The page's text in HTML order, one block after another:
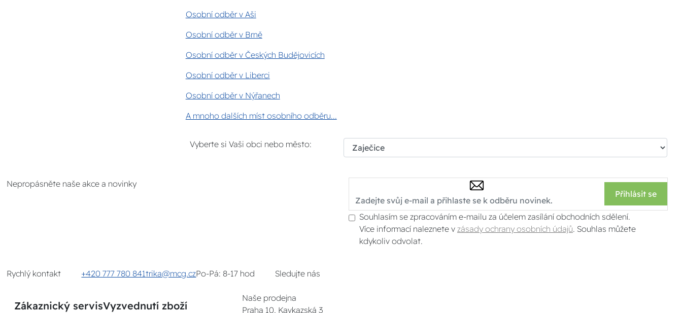
Osobní odběr v Aši
Osobní odběr v Brně
Osobní odběr v Českých Budějovicích
Osobní odběr v Liberci
Osobní odběr v Nýřanech
A mnoho dalších míst osobního odběru...
Vyberte si Vaši obci nebo město:
Nepropásněte naše akce a novinky
Přihlásit se
Souhlasím se zpracováním e-mailu za účelem zasílání obchodních sdělení.
Více informací naleznete v zásady ochrany osobních údajů. Souhlas můžete
kdykoliv odvolat.
Rychlý kontakt +420 777 780 841trika@mcg.czPo-Pá: 8-17 hod Sledujte nás
Zákaznický servisVyzvednutí zboží
Naše prodejna
Praha 10, Kavkazská 3